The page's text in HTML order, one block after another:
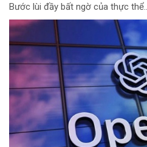
Bước lùi đầy bất ngờ của thực thể...